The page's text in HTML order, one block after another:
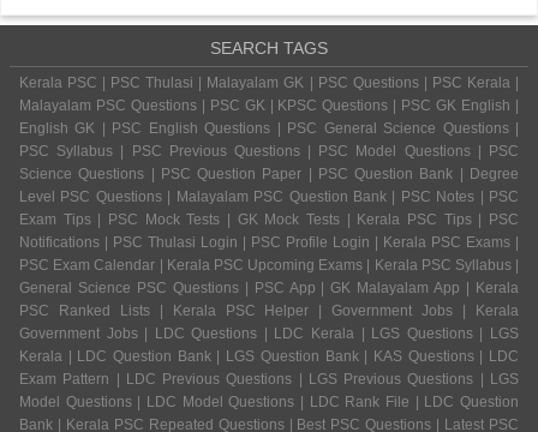
SEARCH TAGS
Kerala PSC | PSC Thulasi | Malayalam GK | PSC Questions | PSC Kerala |
Malayalam PSC Questions | PSC GK | KPSC Questions | PSC GK English |
English GK | PSC English Questions | PSC General Science Questions |
PSC Syllabus | PSC Previous Questions | PSC Model Questions | PSC
Science Questions | PSC Question Paper | PSC Question Bank | Degree
Level PSC Questions | Malayalam PSC Question Bank | PSC Notes | PSC
Exam Tips | PSC Mock Tests | GK Mock Tests | Kerala PSC Tips | PSC
Notifications | PSC Thulasi Login | PSC Profile Login | Kerala PSC Exams |
PSC Exam Calendar | Kerala PSC Upcoming Exams | Kerala PSC Syllabus |
General Science PSC Questions | PSC App | GK Malayalam App | Kerala
PSC Ranked Lists | Kerala PSC Helper | Government Jobs | Kerala
Government Jobs | LDC Questions | LDC Kerala | LGS Questions | LGS
Kerala | LDC Question Bank | LGS Question Bank | KAS Questions | LDC
Exam Pattern | LDC Previous Questions | LGS Previous Questions | LGS
Model Questions | LDC Model Questions | LDC Rank File | LDC Question
Bank | Kerala PSC Repeated Questions | Best PSC Questions | Latest PSC